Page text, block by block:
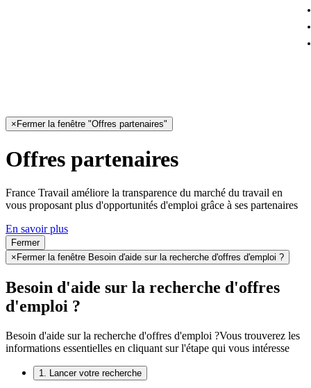
× Fermer la fenêtre "Offres partenaires"
Offres partenaires
France Travail améliore la transparence du marché du travail en
vous proposant plus d'opportunités d'emploi grâce à ses partenaires
En savoir plus
Fermer
× Fermer la fenêtre Besoin d'aide sur la recherche d'offres d'emploi ?
Besoin d'aide sur la recherche d'offres
d'emploi ?
Besoin d'aide sur la recherche d'offres d'emploi ?Vous trouverez les
informations essentielles en cliquant sur l'étape qui vous intéresse
1. Lancer votre recherche